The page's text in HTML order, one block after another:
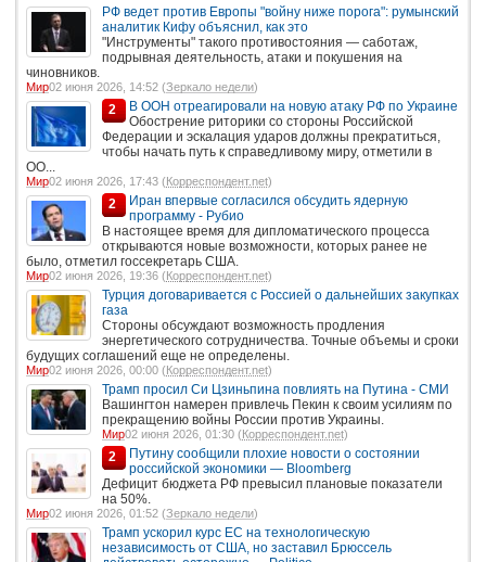
РФ ведет против Европы "войну ниже порога": румынский
аналитик Кифу объяснил, как это
"Инструменты" такого противостояния — саботаж,
подрывная деятельность, атаки и покушения на
чиновников.
Мир02 июня 2026, 14:52 (Зеркало недели)
2
В ООН отреагировали на новую атаку РФ по Украине
Обострение риторики со стороны Российской
Федерации и эскалация ударов должны прекратиться,
чтобы начать путь к справедливому миру, отметили в
ОО...
Мир02 июня 2026, 17:43 (Корреспондент.net)
2
Иран впервые согласился обсудить ядерную
программу - Рубио
В настоящее время для дипломатического процесса
открываются новые возможности, которых ранее не
было, отметил госсекретарь США.
Мир02 июня 2026, 19:36 (Корреспондент.net)
Турция договаривается с Россией о дальнейших закупках
газа
Стороны обсуждают возможность продления
энергетического сотрудничества. Точные объемы и сроки
будущих соглашений еще не определены.
Мир02 июня 2026, 00:00 (Корреспондент.net)
Трамп просил Си Цзиньпина повлиять на Путина - СМИ
Вашингтон намерен привлечь Пекин к своим усилиям по
прекращению войны России против Украины.
Мир02 июня 2026, 01:30 (Корреспондент.net)
2
Путину сообщили плохие новости о состоянии
российской экономики — Bloomberg
Дефицит бюджета РФ превысил плановые показатели
на 50%.
Мир02 июня 2026, 01:52 (Зеркало недели)
Трамп ускорил курс ЕС на технологическую
независимость от США, но заставил Брюссель